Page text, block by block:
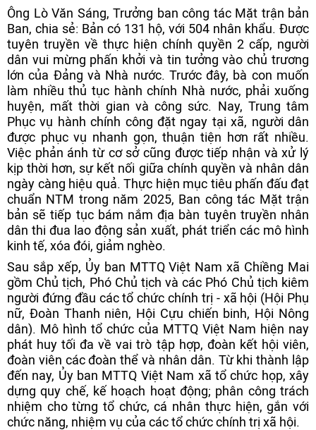
Ông Lò Văn Sáng, Trưởng ban công tác Mặt trận bản
Ban, chia sẻ: Bản có 131 hộ, với 504 nhân khẩu. Được
tuyên truyền về thực hiện chính quyền 2 cấp, người
dân vui mừng phấn khởi và tin tưởng vào chủ trương
lớn của Đảng và Nhà nước. Trước đây, bà con muốn
làm nhiều thủ tục hành chính Nhà nước, phải xuống
huyện, mất thời gian và công sức. Nay, Trung tâm
Phục vụ hành chính công đặt ngay tại xã, người dân
được phục vụ nhanh gọn, thuận tiện hơn rất nhiều.
Việc phản ánh từ cơ sở cũng được tiếp nhận và xử lý
kịp thời hơn, sự kết nối giữa chính quyền và nhân dân
ngày càng hiệu quả. Thực hiện mục tiêu phấn đấu đạt
chuẩn NTM trong năm 2025, Ban công tác Mặt trận
bản sẽ tiếp tục bám nắm địa bàn tuyên truyền nhân
dân thi đua lao động sản xuất, phát triển các mô hình
kinh tế, xóa đói, giảm nghèo.
Sau sắp xếp, Ủy ban MTTQ Việt Nam xã Chiềng Mai
gồm Chủ tịch, Phó Chủ tịch và các Phó Chủ tịch kiêm
người đứng đầu các tổ chức chính trị - xã hội (Hội Phụ
nữ, Đoàn Thanh niên, Hội Cựu chiến binh, Hội Nông
dân). Mô hình tổ chức của MTTQ Việt Nam hiện nay
phát huy tối đa về vai trò tập hợp, đoàn kết hội viên,
đoàn viên các đoàn thể và nhân dân. Từ khi thành lập
đến nay, Ủy ban MTTQ Việt Nam xã tổ chức họp, xây
dựng quy chế, kế hoạch hoạt động; phân công trách
nhiệm cho từng tổ chức, cá nhân thực hiện, gắn với
chức năng, nhiệm vụ của các tổ chức chính trị xã hội.